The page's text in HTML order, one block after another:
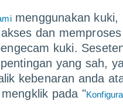
menggunakan kuki,
dan
kuki.
yang sah,
kebenaran anda
pada "
menumpukan
memahami
Peta Cuaca
Peta Maritim
Kualiti udara
Taufan